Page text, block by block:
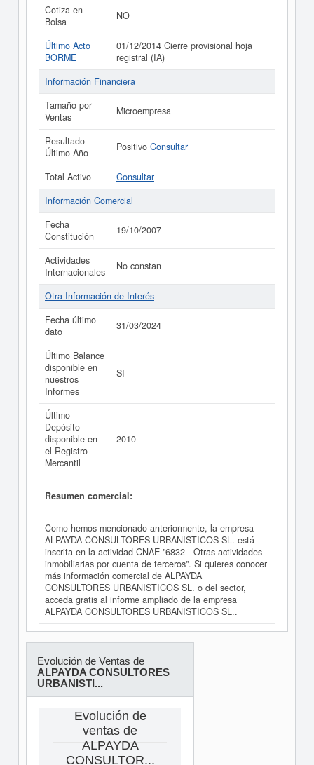
Cotiza en
Bolsa
NO
Último Acto
BORME
01/12/2014 Cierre provisional hoja
registral (IA)
Información Financiera
Tamaño por
Ventas
Microempresa
Resultado
Último Año
Positivo Consultar
Total Activo
Consultar
Información Comercial
Fecha
Constitución
19/10/2007
Actividades
Internacionales
No constan
Otra Información de Interés
Fecha último
dato
31/03/2024
Último Balance
disponible en
nuestros
Informes
SI
Último
Depósito
disponible en
el Registro
Mercantil
2010
Resumen comercial:
Como hemos mencionado anteriormente, la empresa
ALPAYDA CONSULTORES URBANISTICOS SL. está
inscrita en la actividad CNAE "6832 - Otras actividades
inmobiliarias por cuenta de terceros". Si quieres conocer
más información comercial de ALPAYDA
CONSULTORES URBANISTICOS SL. o del sector,
acceda gratis al informe ampliado de la empresa
ALPAYDA CONSULTORES URBANISTICOS SL..
Evolución de Ventas de
ALPAYDA CONSULTORES
URBANISTI...
Evolución de
ventas de
ALPAYDA
CONSULTOR...